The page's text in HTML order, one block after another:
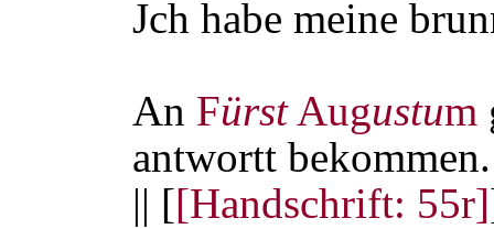
Jch habe meine
An FürstAugustum
antwortt bekommen.
|| [[Handschrift: 55r]